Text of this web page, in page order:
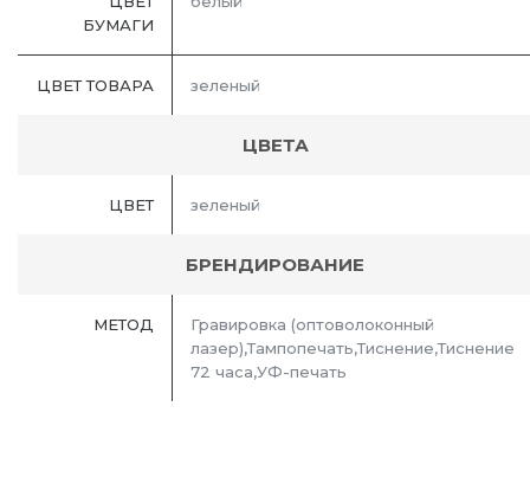
БУМАГИ
ЦВЕТ ТОВАРА зеленый
ЦВЕТА
ЦВЕТ зеленый
БРЕНДИРОВАНИЕ
МЕТОД
Гравировка (оптоволоконный
лазер),Тампопечать,Тиснение,Тиснение
72 часа,УФ-печать